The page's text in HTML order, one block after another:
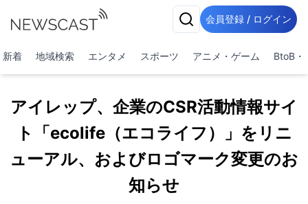
会員登録 / ログイン
新着 地域検索 エンタメ スポーツ アニメ・ゲーム BtoB・
アイレップ、企業のCSR活動情報サイ
ト「ecolife（エコライフ）」をリニ
ューアル、およびロゴマーク変更のお
知らせ